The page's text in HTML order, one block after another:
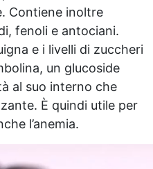
Contiene inoltre
fenoli e antociani.
e i livelli di zuccheri
un glucoside
al suo interno che
È quindi utile per
l’anemia.